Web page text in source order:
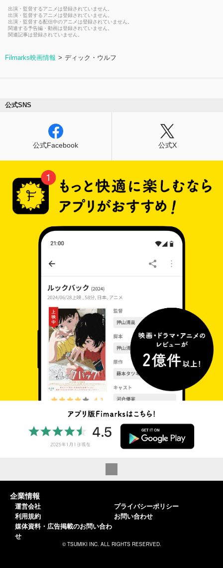
出演・監督するアニメは登録されていません。
出演・監督するアニメは登録されていません。
出演・監督する配信中のアニメは登録されていません。
関連する予告編・動画は登録されていません。
関連記事は登録されていません。
Filmarks映画情報 ディック・ウルフ
公式SNS
公式Facebook 公式X
企業情報
運営会社
利用規約
媒体資料・広告掲載のお問い合わ
せ
プライバシーポリシー
お問い合わせ
© TSUMIKI INC. ALL RIGHTS RESERVED.